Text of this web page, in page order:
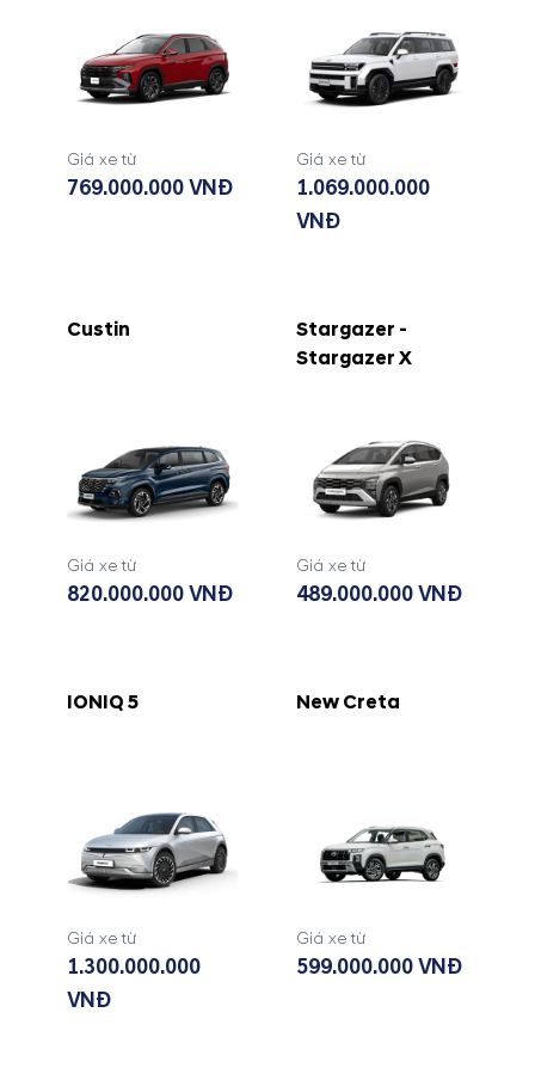
Giá xe từ
769.000.000 VNĐ
Giá xe từ
1.069.000.000
VNĐ
Custin
Giá xe từ
820.000.000 VNĐ
Stargazer -
Stargazer X
Giá xe từ
489.000.000 VNĐ
IONIQ 5
Giá xe từ
1.300.000.000
VNĐ
New Creta
Giá xe từ
599.000.000 VNĐ